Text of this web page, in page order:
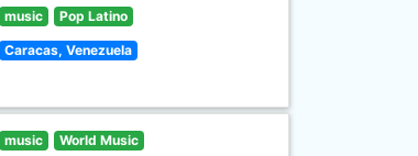
music Pop Latino
Caracas, Venezuela
music World Music